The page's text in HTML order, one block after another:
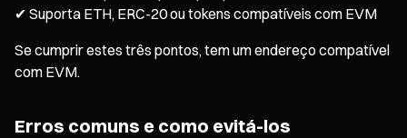
✔ Suporta ETH, ERC-20 ou tokens compatíveis com EVM
Se cumprir estes três pontos, tem um endereço compatível
com EVM.
Erros comuns e como evitá-los